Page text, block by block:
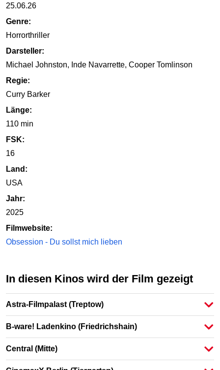
25.06.26
Genre:
Horrorthriller
Darsteller:
Michael Johnston, Inde Navarrette, Cooper Tomlinson
Regie:
Curry Barker
Länge:
110 min
FSK:
16
Land:
USA
Jahr:
2025
Filmwebsite:
Obsession - Du sollst mich lieben
In diesen Kinos wird der Film gezeigt
Astra-Filmpalast (Treptow)
B-ware! Ladenkino (Friedrichshain)
Central (Mitte)